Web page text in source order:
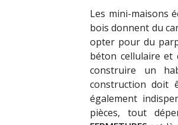
Les mini-maisons
bois donnent du
opter pour du
béton cellulaire et
construire un
construction doit
également
pièces, tout